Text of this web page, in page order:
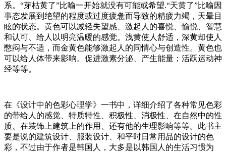
系。“芽枯黄了”比喻一开始就没有可能或希望.“天黄了”比喻因
事态发展到绝望的程度或过度疲惫而导致的精疲力竭，天晕目
眩的状态。黄色可以减轻失望感、激起人的喜悦、愉悦、智慧
和认可、给人以明亮温暖的感觉。浅黄使人舒适，深黄却使人
憋闷与不适，而金黄色能够激起人的同情心与创造性。黄色也
可以给人体带来影响。促进激素分泌、产生能量；活跃运动神
经等等。
在《设计中的色彩心理学》一书中，详细介绍了各种常见色彩
的带给人的感觉、特质特性、积极性、消极性、在自然中的性
质、在装饰上建筑上的作用、还有他的生理影响等等。此书主
要是说的建筑设计、服装设计、和平时日常用品的设计的色
彩，不过由于作者是韩国人，大多是以韩国人的生活习惯为